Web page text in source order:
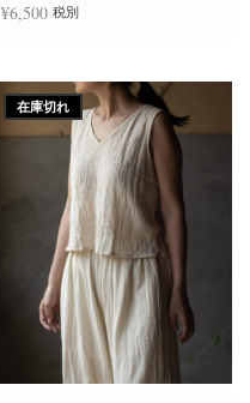
¥6,500 税別
の
商
品
に
は
複
数
の
バ
リ
エ
ー
シ
ョ
ン
が
あ
り
ま
在庫切れ